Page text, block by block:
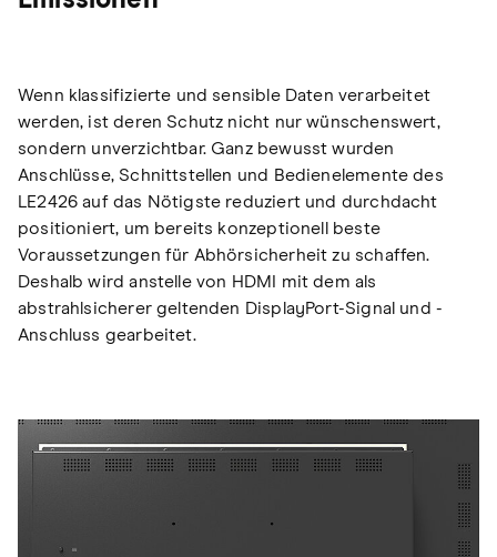
Wenn klassifizierte und sensible Daten verarbeitet
werden, ist deren Schutz nicht nur wünschenswert,
sondern unverzichtbar. Ganz bewusst wurden
Anschlüsse, Schnittstellen und Bedienelemente des
LE2426 auf das Nötigste reduziert und durchdacht
positioniert, um bereits konzeptionell beste
Voraussetzungen für Abhörsicherheit zu schaffen.
Deshalb wird anstelle von HDMI mit dem als
abstrahlsicherer geltenden DisplayPort-Signal und -
Anschluss gearbeitet.